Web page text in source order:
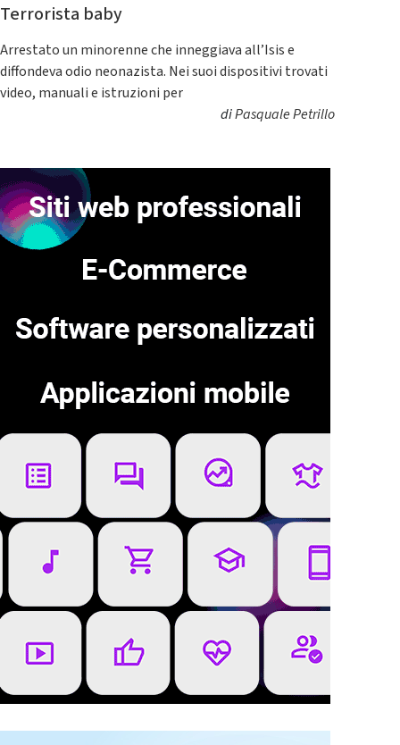
Terrorista baby
Arrestato un minorenne che inneggiava all’Isis e
diffondeva odio neonazista. Nei suoi dispositivi trovati
video, manuali e istruzioni per
diPasquale Petrillo